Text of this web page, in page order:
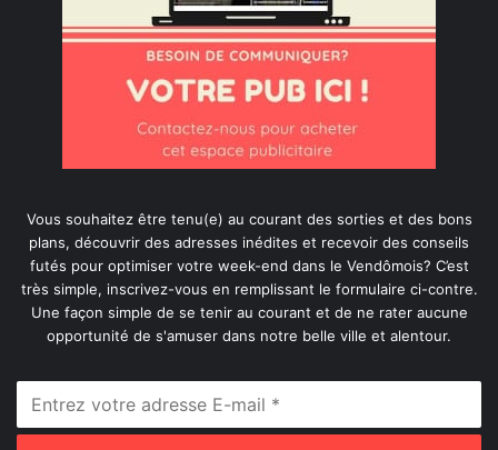
Vous souhaitez être tenu(e) au courant des sorties et des bons
plans, découvrir des adresses inédites et recevoir des conseils
futés pour optimiser votre week-end dans le Vendômois? C’est
très simple, inscrivez-vous en remplissant le formulaire ci-contre.
Une façon simple de se tenir au courant et de ne rater aucune
opportunité de s'amuser dans notre belle ville et alentour.